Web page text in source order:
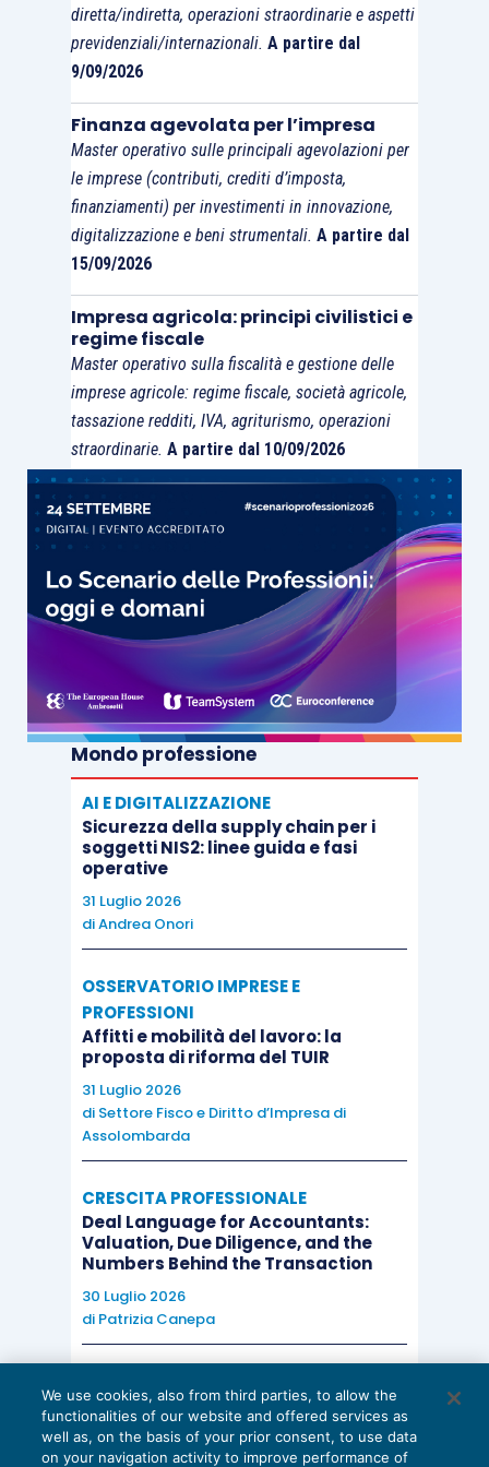
Giulio Bassi
Dottore Commercialista
SEDI E DATE
EDIZIONE
Sede
WEB
14.00 –
18.00
diretta/indiretta, operazioni straordinarie e aspetti
previdenziali/internazionali. A partire dal
9/09/2026
Finanza agevolata per l’impresa
Master operativo sulle principali agevolazioni per
le imprese (contributi, crediti d’imposta,
finanziamenti) per investimenti in innovazione,
digitalizzazione e beni strumentali. A partire dal
15/09/2026
Impresa agricola: principi civilistici e
regime fiscale
Master operativo sulla fiscalità e gestione delle
imprese agricole: regime fiscale, società agricole,
tassazione redditi, IVA, agriturismo, operazioni
straordinarie. A partire dal 10/09/2026
Mondo professione
AI E DIGITALIZZAZIONE
Sicurezza della supply chain per i
soggetti NIS2: linee guida e fasi
operative
31 Luglio 2026
diAndrea Onori
OSSERVATORIO IMPRESE E
PROFESSIONI
Affitti e mobilità del lavoro: la
proposta di riforma del TUIR
31 Luglio 2026
di Settore Fisco e Diritto d’Impresa di
Assolombarda
CRESCITA PROFESSIONALE
Deal Language for Accountants:
Valuation, Due Diligence, and the
Numbers Behind the Transaction
30 Luglio 2026
di Patrizia Canepa
EU AI Act e studi professionali: le
scadenze concrete
27 Luglio 2026
We use cookies, also from third parties, to allow the
functionalities of our website and offered services as
well as, on the basis of your prior consent, to use data
on your navigation activity to improve performance of